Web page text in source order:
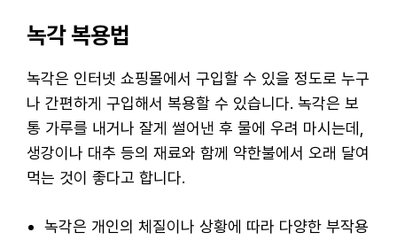
녹각 복용법
녹각은 인터넷 쇼핑몰에서 구입할 수 있을 정도로 누구
나 간편하게 구입해서 복용할 수 있습니다. 녹각은 보
통 가루를 내거나 잘게 썰어낸 후 물에 우려 마시는데,
생강이나 대추 등의 재료와 함께 약한불에서 오래 달여
먹는 것이 좋다고 합니다.
녹각은 개인의 체질이나 상황에 따라 다양한 부작용